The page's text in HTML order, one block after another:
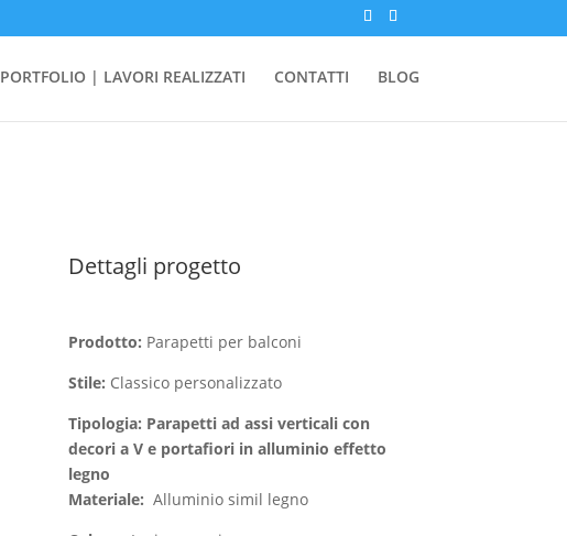
PORTFOLIO | LAVORI REALIZZATI CONTATTI BLOG
Dettagli progetto
Prodotto: Parapetti per balconi
Stile: Classico personalizzato
Tipologia: Parapetti ad assi verticali con
decori a V e portafiori in alluminio effetto
legno
Materiale: Alluminio simil legno